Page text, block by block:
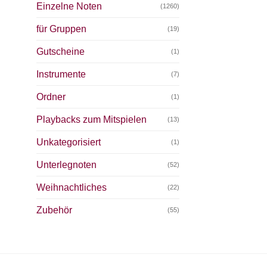
Einzelne Noten (1260)
für Gruppen (19)
Gutscheine (1)
Instrumente (7)
Ordner (1)
Playbacks zum Mitspielen (13)
Unkategorisiert (1)
Unterlegnoten (52)
Weihnachtliches (22)
Zubehör (55)